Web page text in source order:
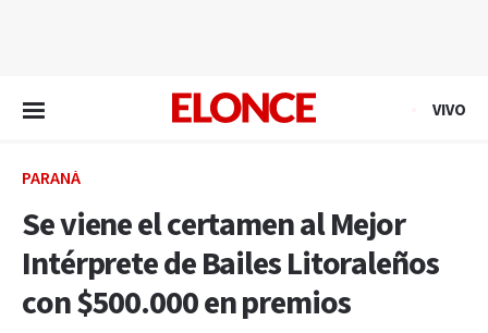
VIVO
PARANÁ
Se viene el certamen al Mejor
Intérprete de Bailes Litoraleños
con $500.000 en premios